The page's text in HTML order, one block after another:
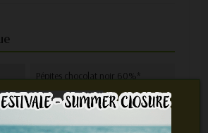
Pépites chocolat noir 60%*
*Issu de l'agriculture biologique